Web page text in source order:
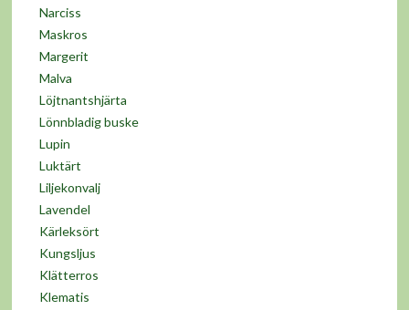
Narciss
Maskros
Margerit
Malva
Löjtnantshjärta
Lönnbladig buske
Lupin
Luktärt
Liljekonvalj
Lavendel
Kärleksört
Kungsljus
Klätterros
Klematis